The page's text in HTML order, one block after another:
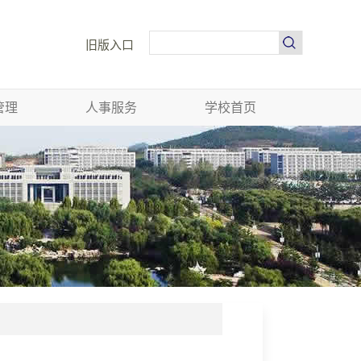
旧版入口
理 人事服务 学校首页